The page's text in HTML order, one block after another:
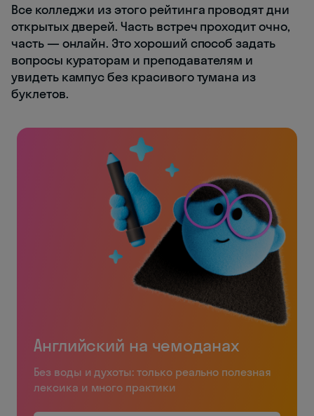
Все колледжи из этого рейтинга проводят дни
открытых дверей. Часть встреч проходит очно,
часть — онлайн. Это хороший способ задать
вопросы кураторам и преподавателям и
увидеть кампус без красивого тумана из
буклетов.
Английский на чемоданах
Без воды и духоты: только реально полезная
лексика и много практики